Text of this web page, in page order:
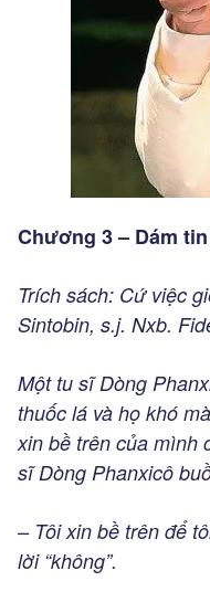
Chương 3 – Dám
Trích sách: Cứ việc
Sintobin, s.j. Nxb.
Một tu sĩ Dòng
thuốc lá và họ khó
xin bề trên của mình
sĩ Dòng Phanxicô
– Tôi xin bề trên để
lời “không”.